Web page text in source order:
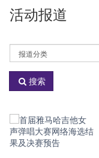
活动报道
活
动
分
搜索